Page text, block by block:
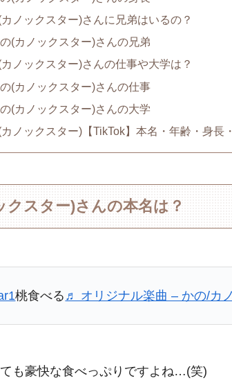
ノックスター)さんに兄弟はいるの？
(カノックスター)さんの兄弟
ノックスター)さんの仕事や大学は？
(カノックスター)さんの仕事
(カノックスター)さんの大学
ノックスター)【TikTok】本名・年齢・身長
クスター)さんの本名は？
桃食べる ♬ オリジナル楽曲 – かの/カ
も豪快な食べっぷりですよね…(笑)